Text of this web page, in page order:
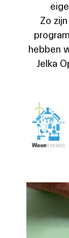
Zo
hebben
Jelka